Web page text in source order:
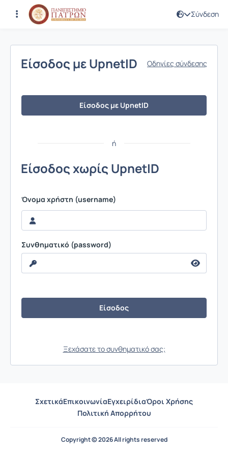
Σύνδεση
Σύνδεση
Είσοδος με UpnetID Οδηγίες σύνδεσης
Είσοδος με UpnetID
ή
Είσοδος χωρίς UpnetID
Όνομα χρήστη (username)
Συνθηματικό (password)
Ξεχάσατε το συνθηματικό σας;
ΣχετικάΕπικοινωνίαΕγχειρίδιαΌροι Χρήσης
Πολιτική Απορρήτου
Copyright © 2026 All rights reserved